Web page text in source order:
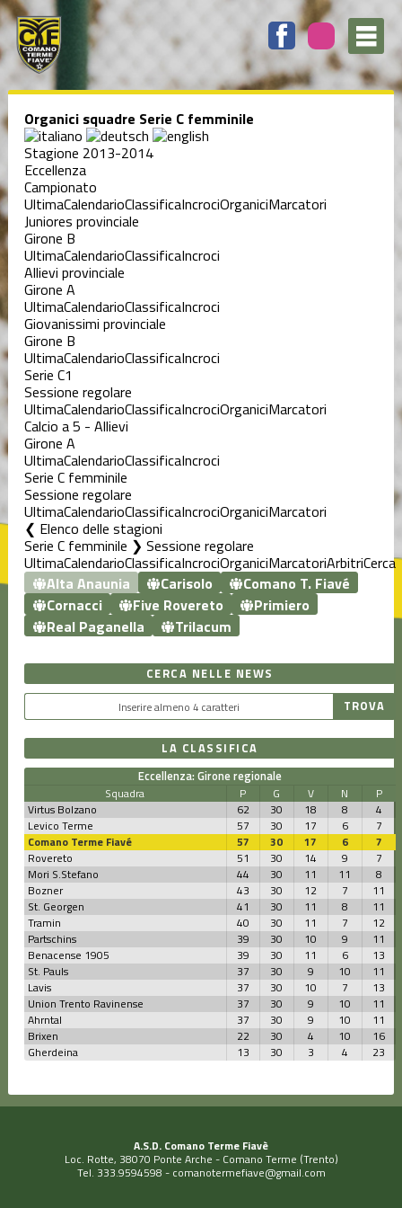
Organici squadre Serie C femminile
Stagione 2013-2014
Eccellenza
Campionato
UltimaCalendarioClassificaIncrociOrganiciMarcatori
Juniores provinciale
Girone B
UltimaCalendarioClassificaIncroci
Allievi provinciale
Girone A
UltimaCalendarioClassificaIncroci
Giovanissimi provinciale
Girone B
UltimaCalendarioClassificaIncroci
Serie C1
Sessione regolare
UltimaCalendarioClassificaIncrociOrganiciMarcatori
Calcio a 5 - Allievi
Girone A
UltimaCalendarioClassificaIncroci
Serie C femminile
Sessione regolare
UltimaCalendarioClassificaIncrociOrganiciMarcatori
Elenco delle stagioni
Serie C femminile ❯ Sessione regolare
UltimaCalendarioClassificaIncrociOrganiciMarcatoriArbitriCerca
Alta Anaunia
Carisolo
Comano T. Fiavé
Cornacci
Five Rovereto
Primiero
Real Paganella
Trilacum
CERCA NELLE NEWS
LA CLASSIFICA
Eccellenza: Girone regionale
Squadra P G V N
P
Virtus Bolzano
62 30 18 8
4
Levico Terme
57 30 17 6
7
Comano Terme Fiavé
57 30 17 6
7
Rovereto
51 30 14 9
7
Mori S.Stefano
44 30 11 11
8
Bozner
43 30 12 7
11
St. Georgen
41 30 11 8
11
Tramin
40 30 11 7
12
Partschins
39 30 10 9
11
Benacense 1905
39 30 11 6
13
St. Pauls
37 30 9 10
11
Lavis
37 30 10 7
13
Union Trento Ravinense
37 30 9 10
11
Ahrntal
37 30 9 10
11
Brixen
22 30 4 10
16
Gherdeina
13 30 3 4 23
A.S.D. Comano Terme Fiavè
Loc. Rotte, 38070 Ponte Arche - Comano Terme (Trento)
Tel. 333.9594598 - comanotermefiave@gmail.com